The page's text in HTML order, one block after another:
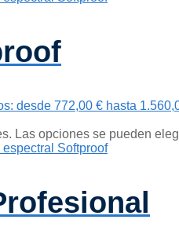
desde 772,00 € hasta
Las opciones se pueden